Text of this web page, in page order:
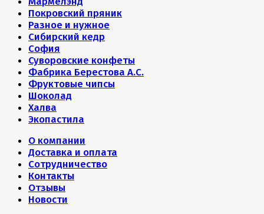
Покровский пряник
Разное и нужное
Сибирский кедр
София
Суворовские конфеты
Фабрика Берестова А.С.
Фруктовые чипсы
Шоколад
Халва
Экопастила
О компании
Доставка и оплата
Сотрудничество
Контакты
Отзывы
Новости